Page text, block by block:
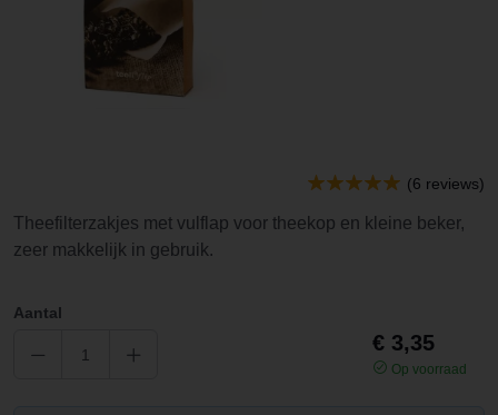
(6 reviews)
Theefilterzakjes met vulflap voor theekop en kleine beker,
zeer makkelijk in gebruik.
Aantal
€ 3,35
Op voorraad